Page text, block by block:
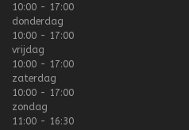
10:00 - 17:00
donderdag
10:00 - 17:00
vrijdag
10:00 - 17:00
zaterdag
10:00 - 17:00
zondag
11:00 - 16:30